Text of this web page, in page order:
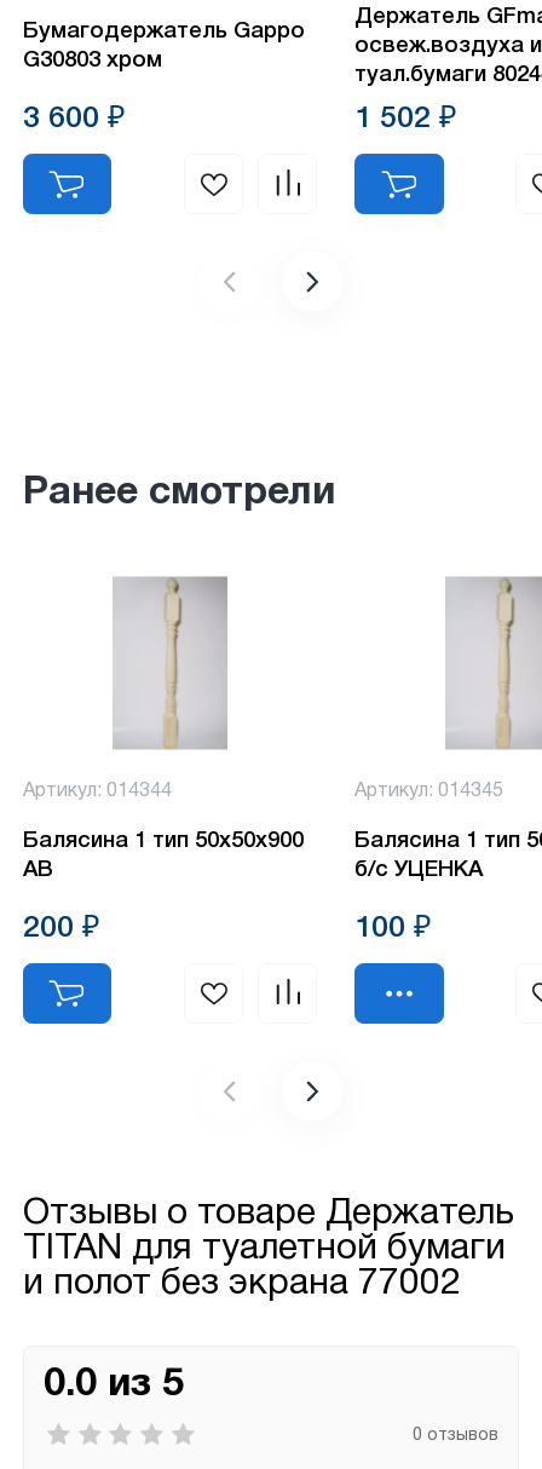
Бумагодержатель Gappo
G30803 хром
3 600 ₽
Держатель
освеж.воздуха и
туал.бумаги
1 502 ₽
Ранее смотрели
Артикул: 014344
Балясина 1 тип 50х50х900
АВ
200 ₽
Артикул: 014345
Балясина 1 тип
б/с УЦЕНКА
100 ₽
Отзывы о товаре Держатель
TITAN для туалетной бумаги
и полот без экрана 77002
0.0 из 5
0 отзывов